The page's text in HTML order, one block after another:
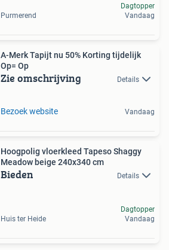
Purmerend
Dagtopper
Vandaag
A-Merk Tapijt nu 50% Korting tijdelijk
Op= Op
Zie omschrijving Details
Bezoek website Vandaag
Hoogpolig vloerkleed Tapeso Shaggy
Meadow beige 240x340 cm
Bieden Details
Huis ter Heide
Dagtopper
Vandaag